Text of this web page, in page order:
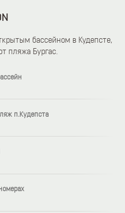
бассейном в Кудепсте,
пляжа Бургас.
п.Кудепста